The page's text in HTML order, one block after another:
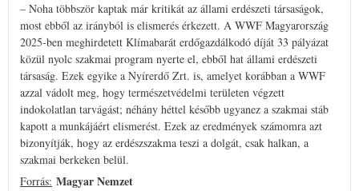
– Noha többször kaptak már kritikát az állami erdészeti társaságok,
most ebből az irányból is elismerés érkezett. A WWF Magyarország
2025-ben meghirdetett Klímabarát erdőgazdálkodó díját 33 pályázat
közül nyolc szakmai program nyerte el, ebből hat állami erdészeti
társaság. Ezek egyike a Nyírerdő Zrt. is, amelyet korábban a WWF
azzal vádolt meg, hogy természetvédelmi területen végzett
indokolatlan tarvágást; néhány héttel később ugyanez a szakmai stáb
kapott a munkájáért elismerést. Ezek az eredmények számomra azt
bizonyítják, hogy az erdészszakma teszi a dolgát, csak halkan, a
szakmai berkeken belül.
Forrás: Magyar Nemzet